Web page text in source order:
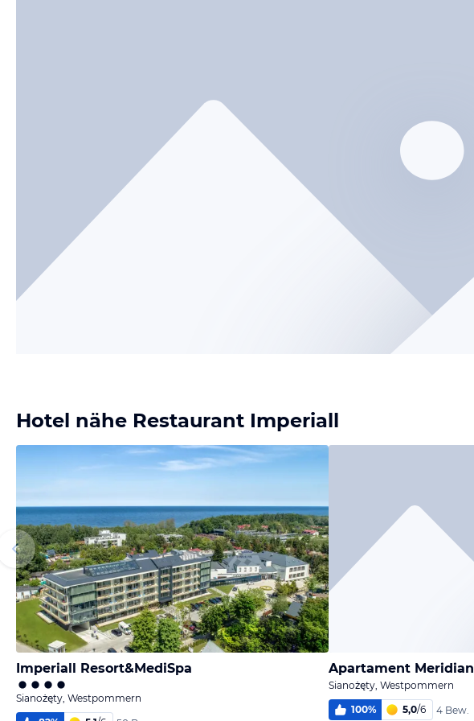
Hotel nähe Restaurant Imperiall
Imperiall Resort&MediSpa
Sianożęty, Westpommern
Apartament Meridian
Sianożęty, Westpommern
100% 5,0/6 4 Bew.